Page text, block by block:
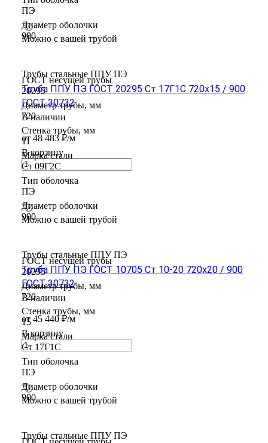
ПЭ
Диаметр оболочки
900
ГОСТ несущей трубы
20295
Диаметр трубы, мм
720
Стенка трубы, мм
11
Марка стали
Ст 09Г2С
Тип оболочка
ПЭ
Диаметр оболочки
900
ГОСТ несущей трубы
20295
Диаметр трубы, мм
720
Стенка трубы, мм
15
Марка стали
Ст 17Г1С
Тип оболочка
ПЭ
Диаметр оболочки
900
Можно с вашей трубой
Трубы стальные ППУ ПЭ
Труба ППУ ПЭ ГОСТ 20295 Ст 17Г1С 720x15 / 900
ГОСТ 30732
В наличии
от 48 483 ₽/м
В корзину
Можно с вашей трубой
Трубы стальные ППУ ПЭ
Труба ППУ ПЭ ГОСТ 10705 Ст 10-20 720x20 / 900
ГОСТ 30732
В наличии
от 45 440 ₽/м
В корзину
Можно с вашей трубой
Трубы стальные ППУ ПЭ